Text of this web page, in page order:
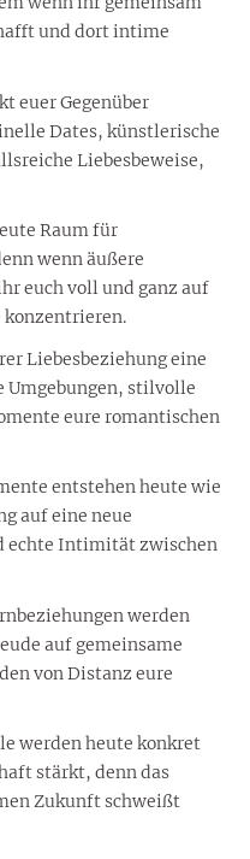
und dort intime
euer Gegenüber
Dates, künstlerische
Liebesbeweise,
Raum für
wenn äußere
euch voll und ganz auf
konzentrieren.
Liebesbeziehung eine
Umgebungen, stilvolle
eure romantischen
entstehen heute wie
auf eine neue
echte Intimität zwischen
werden
auf gemeinsame
von Distanz eure
werden heute konkret
stärkt, denn das
Zukunft schweißt